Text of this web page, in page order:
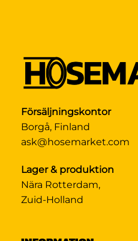
Försäljningskontor
Borgå, Finland
ask@hosemarket.com
Lager & produktion
Nära Rotterdam,
Zuid-Holland